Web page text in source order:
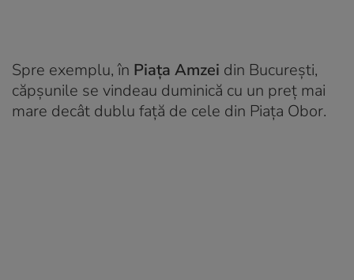
Spre exemplu, în Piața Amzei din București,
căpșunile se vindeau duminică cu un preț mai
mare decât dublu față de cele din Piața Obor.